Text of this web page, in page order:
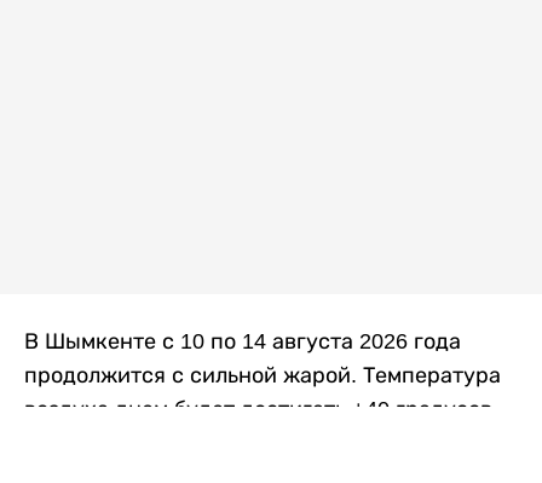
В Шымкенте с 10 по 14 августа 2026 года
продолжится с сильной жарой. Температура
воздуха днем будет достигать +40 градусов,